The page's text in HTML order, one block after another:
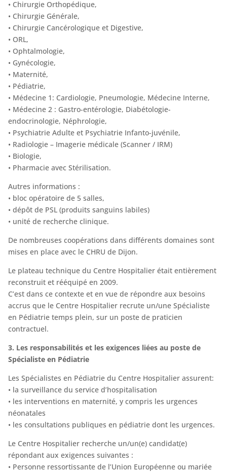
• Chirurgie Orthopédique,
• Chirurgie Générale,
• Chirurgie Cancérologique et Digestive,
• ORL,
• Ophtalmologie,
• Gynécologie,
• Maternité,
• Pédiatrie,
• Médecine 1: Cardiologie, Pneumologie, Médecine Interne,
• Médecine 2 : Gastro-entérologie, Diabétologie-
endocrinologie, Néphrologie,
• Psychiatrie Adulte et Psychiatrie Infanto-juvénile,
• Radiologie – Imagerie médicale (Scanner / IRM)
• Biologie,
• Pharmacie avec Stérilisation.
Autres informations :
• bloc opératoire de 5 salles,
• dépôt de PSL (produits sanguins labiles)
• unité de recherche clinique.
De nombreuses coopérations dans différents domaines sont
mises en place avec le CHRU de Dijon.
Le plateau technique du Centre Hospitalier était entièrement
reconstruit et rééquipé en 2009.
C’est dans ce contexte et en vue de répondre aux besoins
accrus que le Centre Hospitalier recrute un/une Spécialiste
en Pédiatrie temps plein, sur un poste de praticien
contractuel.
3. Les responsabilités et les exigences liées au poste de
Spécialiste en Pédiatrie
Les Spécialistes en Pédiatrie du Centre Hospitalier assurent:
• la surveillance du service d’hospitalisation
• les interventions en maternité, y compris les urgences
néonatales
• les consultations publiques en pédiatrie dont les urgences.
Le Centre Hospitalier recherche un/un(e) candidat(e)
répondant aux exigences suivantes :
• Personne ressortissante de l’Union Européenne ou mariée